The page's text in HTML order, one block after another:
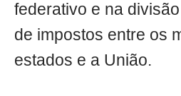
federativo e na
de impostos entre os
estados e a União.